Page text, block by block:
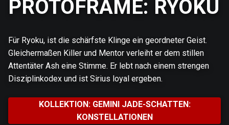
PROTOFRAME: RYOKU
Für Ryoku, ist die schärfste Klinge ein geordneter Geist.
Gleichermaßen Killer und Mentor verleiht er dem stillen
Attentäter Ash eine Stimme. Er lebt nach einem strengen
Disziplinkodex und ist Sirius loyal ergeben.
KOLLEKTION: GEMINI JADE-SCHATTEN:
KONSTELLATIONEN